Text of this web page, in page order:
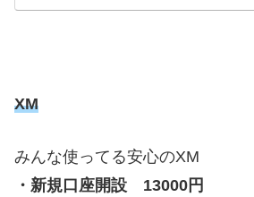
XM
みんな使ってる安心のXM
・新規口座開設 13000円